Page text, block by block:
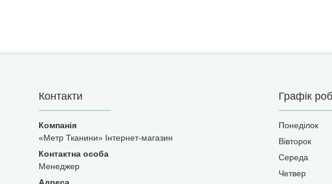
Контакти
«Метр Тканини» Інтернет-магазин
Менеджер
Графік
Понеділок
Вівторок
Середа
Четвер